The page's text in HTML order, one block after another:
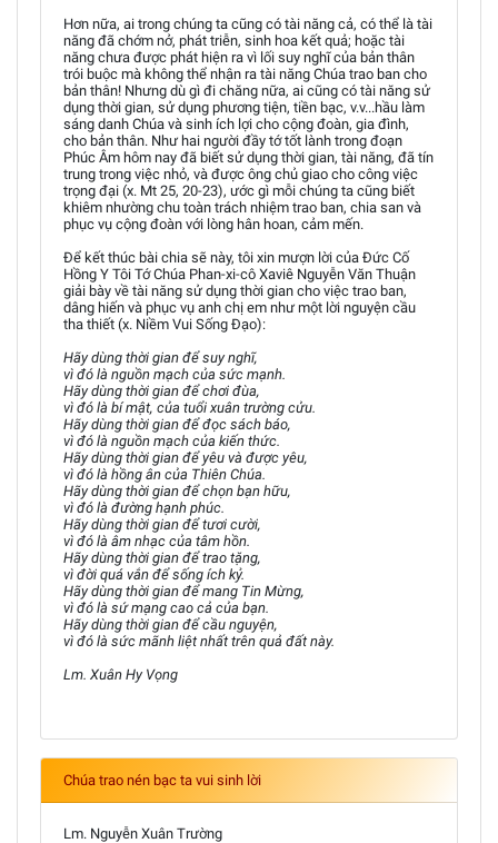
Hơn nữa, ai trong chúng ta cũng có tài năng cả, có thể là tài
năng đã chớm nở, phát triễn, sinh hoa kết quả; hoặc tài
năng chưa được phát hiện ra vì lối suy nghĩ của bản thân
trói buộc mà không thể nhận ra tài năng Chúa trao ban cho
bản thân! Nhưng dù gì đi chăng nữa, ai cũng có tài năng sử
dụng thời gian, sử dụng phương tiện, tiền bạc, v.v...hầu làm
sáng danh Chúa và sinh ích lợi cho cộng đoàn, gia đình,
cho bản thân. Như hai người đầy tớ tốt lành trong đoạn
Phúc Âm hôm nay đã biết sử dụng thời gian, tài năng, đã tín
trung trong việc nhỏ, và được ông chủ giao cho công việc
trọng đại (x. Mt 25, 20-23), ước gì mỗi chúng ta cũng biết
khiêm nhường chu toàn trách nhiệm trao ban, chia san và
phục vụ cộng đoàn với lòng hân hoan, cảm mến.
Để kết thúc bài chia sẽ này, tôi xin mượn lời của Đức Cố
Hồng Y Tôi Tớ Chúa Phan-xi-cô Xaviê Nguyễn Văn Thuận
giải bày về tài năng sử dụng thời gian cho việc trao ban,
dâng hiến và phục vụ anh chị em như một lời nguyện cầu
tha thiết (x. Niềm Vui Sống Đạo):
Hãy dùng thời gian để suy nghĩ,
vì đó là nguồn mạch của sức mạnh.
Hãy dùng thời gian để chơi đùa,
vì đó là bí mật, của tuổi xuân trường cửu.
Hãy dùng thời gian để đọc sách báo,
vì đó là nguồn mạch của kiến thức.
Hãy dùng thời gian để yêu và được yêu,
vì đó là hồng ân của Thiên Chúa.
Hãy dùng thời gian để chọn bạn hữu,
vì đó là đường hạnh phúc.
Hãy dùng thời gian để tươi cười,
vì đó là âm nhạc của tâm hồn.
Hãy dùng thời gian để trao tặng,
vì đời quá vắn để sống ích kỷ.
Hãy dùng thời gian để mang Tin Mừng,
vì đó là sứ mạng cao cả của bạn.
Hãy dùng thời gian để cầu nguyện,
vì đó là sức mãnh liệt nhất trên quả đất này.
Lm. Xuân Hy Vọng
Chúa trao nén bạc ta vui sinh lời
Lm. Nguyễn Xuân Trường